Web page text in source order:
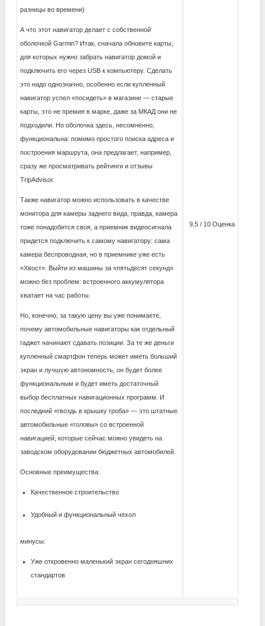
разницы во времени)
А что этот навигатор делает с собственной
оболочкой Garmin? Итак, сначала обновите карты,
для которых нужно забрать навигатор домой и
подключить его через USB к компьютеру. Сделать
это надо однозначно, особенно если купленный
навигатор успел «посидеть» в магазине — старые
карты, это не премия в марке, даже за МКАД они не
подходили. Но оболочка здесь, несомненно,
функциональна: помимо простого поиска адреса и
построения маршрута, она предлагает, например,
сразу же просматривать рейтинги и отзывы
TripAdvisor.
Также навигатор можно использовать в качестве
монитора для камеры заднего вида, правда, камера
тоже понадобится своя, а приемник видеосигнала
придется подключить к самому навигатору: сама
камера беспроводная, но в приемнике уже есть
«Хвост». Выйти из машины за «пятьдесят секунд»
можно без проблем: встроенного аккумулятора
хватает на час работы.
Но, конечно, за такую ​​цену вы уже понимаете,
почему автомобильные навигаторы как отдельный
гаджет начинают сдавать позиции. За те же деньги
купленный смартфон теперь может иметь больший
экран и лучшую автономность, он будет более
функциональным и будет иметь достаточный
выбор бесплатных навигационных программ. И
последний «гвоздь в крышку гроба» — это штатные
автомобильные «головы» со встроенной
навигацией, которые сейчас можно увидеть на
заводском оборудовании бюджетных автомобилей.
Основные преимущества:
Качественное строительство
Удобный и функциональный чехол
минусы:
Уже откровенно маленький экран сегодняшних
стандартов
9,5 / 10 Оценка